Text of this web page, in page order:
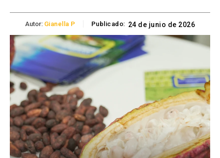
Autor: Gianella P Publicado: 24 de junio de 2026